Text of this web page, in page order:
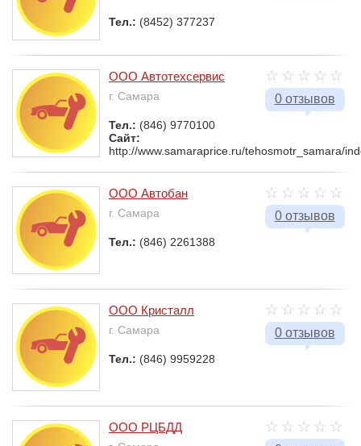
Тел.: (8452) 377237
0 отзывов
ООО Автотехсервис
г. Самара
Тел.: (846) 9770100
Сайт:
http://www.samaraprice.ru/tehosmotr_samara/
0 отзывов
ООО Автобан
г. Самара
Тел.: (846) 2261388
0 отзывов
ООО Кристалл
г. Самара
Тел.: (846) 9959228
ООО РЦБДД